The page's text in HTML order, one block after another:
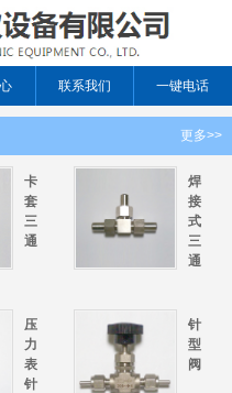
联系我们 一键电话
更多>>
卡
套
三
通
焊
接
式
三
通
压
力
表
针
针
型
阀